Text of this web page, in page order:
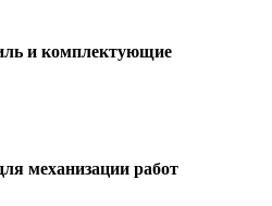
и комплектующие
механизации работ